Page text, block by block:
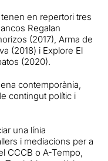
tenen en repertori tres
Regalan
(2017), Arma de
(2018) i Explore El
(2020).
contemporània,
contingut polític i
una línia
i mediacions per a
CCCB o A-Tempo,